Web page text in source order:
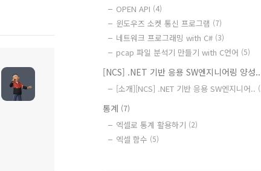
OPEN API (4)
윈도우즈 소켓 통신 프로그램 (7)
네트워크 프로그래밍 with C# (3)
pcap 파일 분석기 만들기 with C언어 (5)
[NCS] .NET 기반 응용 SW엔지니어링 양성..
[소개][NCS] .NET 기반 응용 SW엔지니어..
통계 (7)
엑셀로 통계 활용하기 (2)
엑셀 함수 (5)